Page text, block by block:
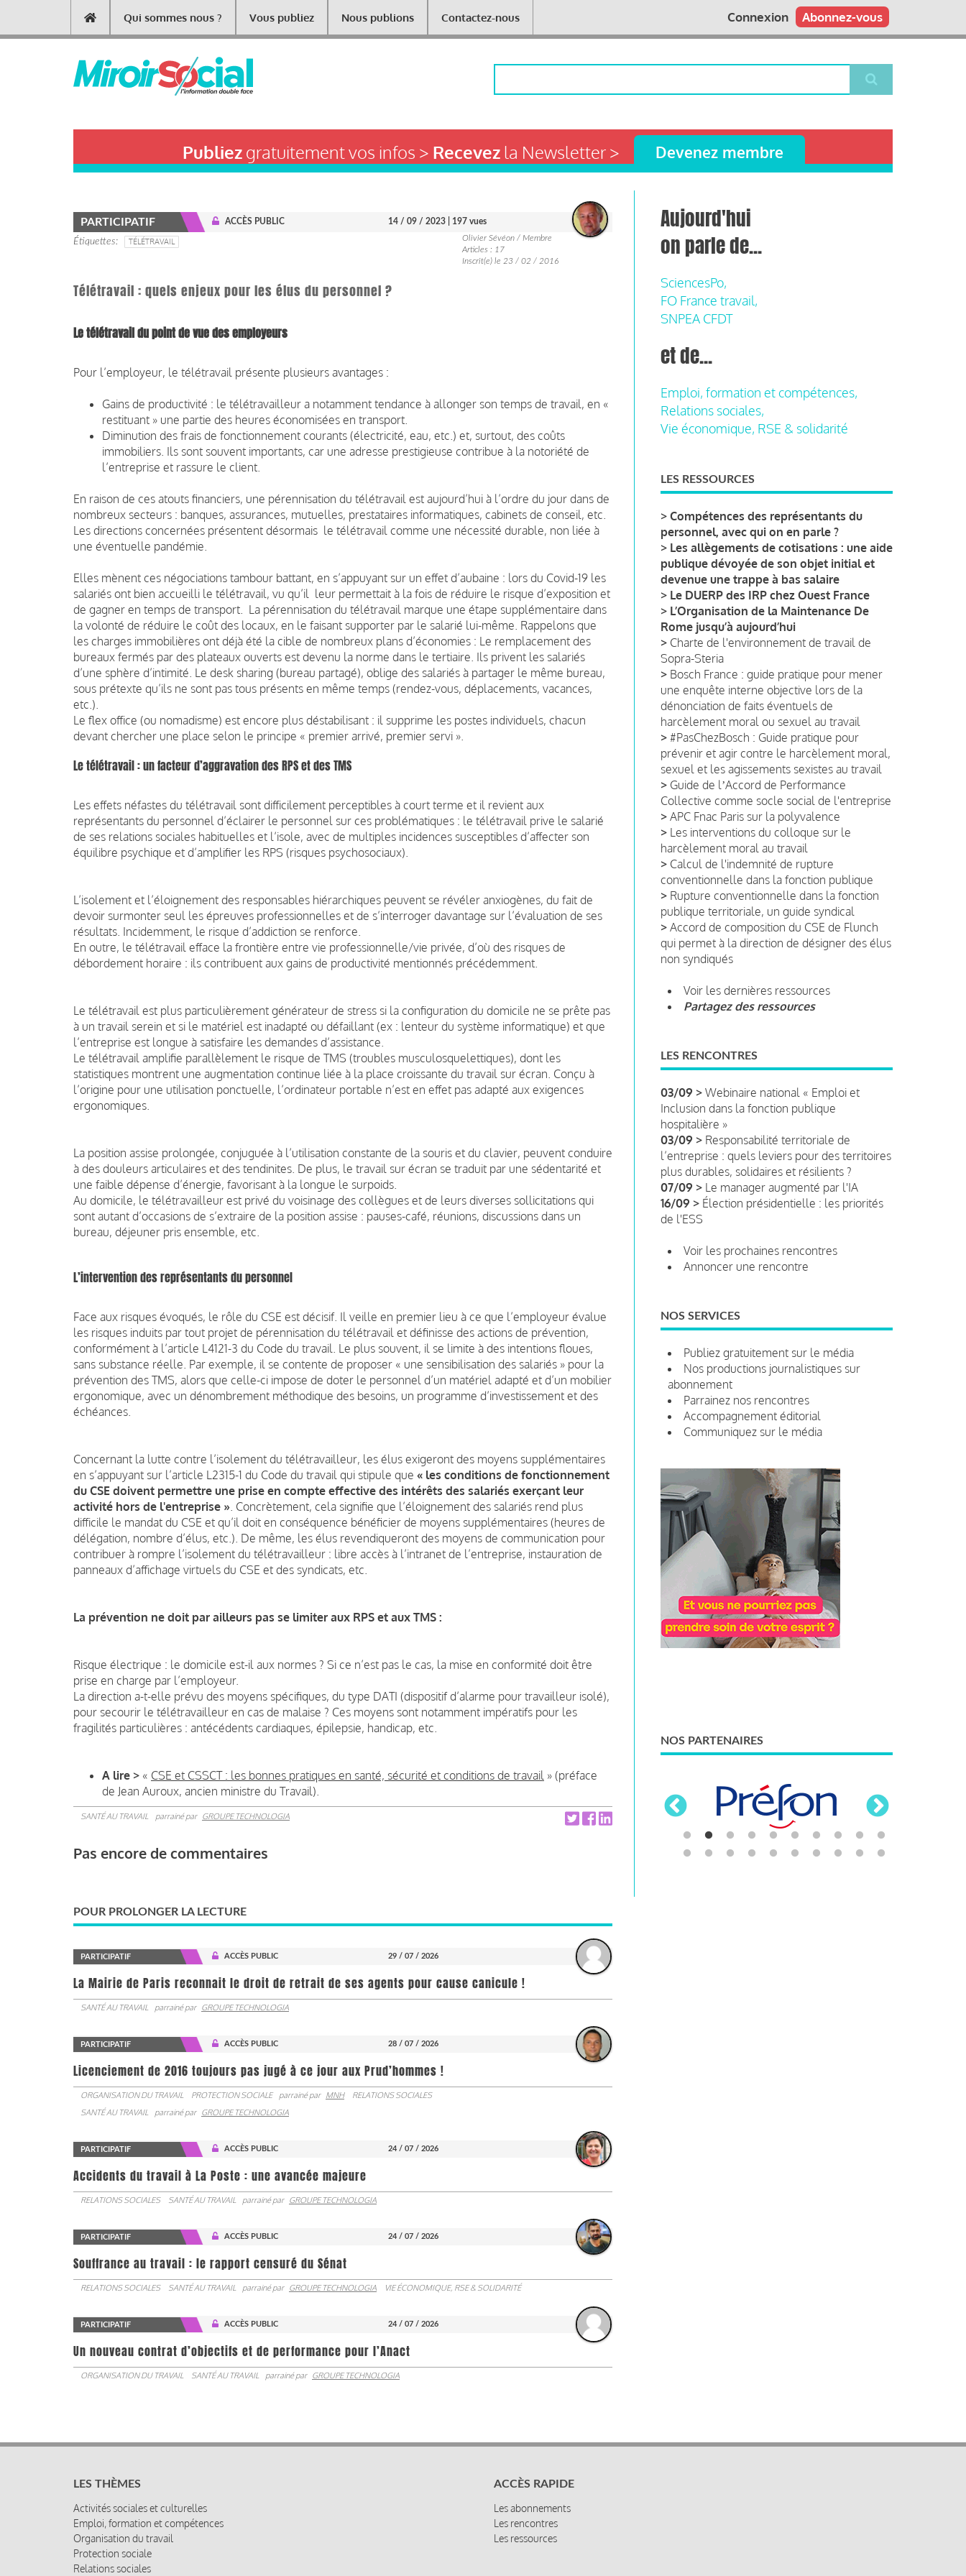
contenu
Main
navigation
Qui sommes nous ? Vous publiez Nous publions Contactez-nous Abonnez-vous
Connexion
Publiezgratuitement vos infos > Recevezla Newsletter > Devenez membre
PARTICIPATIF ACCÈS PUBLIC 14 / 09 / 2023 | 197 vues
Étiquettes TÉLÉTRAVAIL
Olivier Sévéon / Membre
Articles : 17
Inscrit(e) le 23 / 02 / 2016
Télétravail : quels enjeux pour les élus du personnel ?
Le télétravail du point de vue des employeurs
Pour l’employeur, le télétravail présente plusieurs avantages :
Gains de productivité : le télétravailleur a notamment tendance à allonger son temps de travail, en «
restituant » une partie des heures économisées en transport.
Diminution des frais de fonctionnement courants (électricité, eau, etc.) et, surtout, des coûts
immobiliers. Ils sont souvent importants, car une adresse prestigieuse contribue à la notoriété de
l’entreprise et rassure le client.
En raison de ces atouts financiers, une pérennisation du télétravail est aujourd’hui à l’ordre du jour dans de
nombreux secteurs : banques, assurances, mutuelles, prestataires informatiques, cabinets de conseil, etc.
Les directions concernées présentent désormais le télétravail comme une nécessité durable, non liée à
une éventuelle pandémie.
Elles mènent ces négociations tambour battant, en s’appuyant sur un effet d’aubaine : lors du Covid-19 les
salariés ont bien accueilli le télétravail, vu qu’il leur permettait à la fois de réduire le risque d’exposition et
de gagner en temps de transport. La pérennisation du télétravail marque une étape supplémentaire dans
la volonté de réduire le coût des locaux, en le faisant supporter par le salarié lui-même. Rappelons que
les charges immobilières ont déjà été la cible de nombreux plans d’économies : Le remplacement des
bureaux fermés par des plateaux ouverts est devenu la norme dans le tertiaire. Ils privent les salariés
d’une sphère d’intimité. Le desk sharing (bureau partagé), oblige des salariés à partager le même bureau,
sous prétexte qu’ils ne sont pas tous présents en même temps (rendez-vous, déplacements, vacances,
etc.).
Le flex office (ou nomadisme) est encore plus déstabilisant : il supprime les postes individuels, chacun
devant chercher une place selon le principe « premier arrivé, premier servi ».
Le télétravail : un facteur d’aggravation des RPS et des TMS
Les effets néfastes du télétravail sont difficilement perceptibles à court terme et il revient aux
représentants du personnel d’éclairer le personnel sur ces problématiques : le télétravail prive le salarié
de ses relations sociales habituelles et l’isole, avec de multiples incidences susceptibles d’affecter son
équilibre psychique et d’amplifier les RPS (risques psychosociaux).
L’isolement et l’éloignement des responsables hiérarchiques peuvent se révéler anxiogènes, du fait de
devoir surmonter seul les épreuves professionnelles et de s’interroger davantage sur l’évaluation de ses
résultats. Incidemment, le risque d’addiction se renforce.
En outre, le télétravail efface la frontière entre vie professionnelle/vie privée, d’où des risques de
débordement horaire : ils contribuent aux gains de productivité mentionnés précédemment.
Le télétravail est plus particulièrement générateur de stress si la configuration du domicile ne se prête pas
à un travail serein et si le matériel est inadapté ou défaillant (ex : lenteur du système informatique) et que
l’entreprise est longue à satisfaire les demandes d’assistance.
Le télétravail amplifie parallèlement le risque de TMS (troubles musculosquelettiques), dont les
statistiques montrent une augmentation continue liée à la place croissante du travail sur écran. Conçu à
l’origine pour une utilisation ponctuelle, l’ordinateur portable n’est en effet pas adapté aux exigences
ergonomiques.
La position assise prolongée, conjuguée à l’utilisation constante de la souris et du clavier, peuvent conduire
à des douleurs articulaires et des tendinites. De plus, le travail sur écran se traduit par une sédentarité et
une faible dépense d’énergie, favorisant à la longue le surpoids.
Au domicile, le télétravailleur est privé du voisinage des collègues et de leurs diverses sollicitations qui
sont autant d’occasions de s’extraire de la position assise : pauses-café, réunions, discussions dans un
bureau, déjeuner pris ensemble, etc.
L’intervention des représentants du personnel
Face aux risques évoqués, le rôle du CSE est décisif. Il veille en premier lieu à ce que l’employeur évalue
les risques induits par tout projet de pérennisation du télétravail et définisse des actions de prévention,
conformément à l’article L4121-3 du Code du travail. Le plus souvent, il se limite à des intentions floues,
sans substance réelle. Par exemple, il se contente de proposer « une sensibilisation des salariés » pour la
prévention des TMS, alors que celle-ci impose de doter le personnel d’un matériel adapté et d’un mobilier
ergonomique, avec un dénombrement méthodique des besoins, un programme d’investissement et des
échéances.
Concernant la lutte contre l’isolement du télétravailleur, les élus exigeront des moyens supplémentaires
en s’appuyant sur l’article L2315-1 du Code du travail qui stipule que « les conditions de fonctionnement
du CSE doivent permettre une prise en compte effective des intérêts des salariés exerçant leur
activité hors de l'entreprise » . Concrètement, cela signifie que l’éloignement des salariés rend plus
difficile le mandat du CSE et qu’il doit en conséquence bénéficier de moyens supplémentaires (heures de
délégation, nombre d’élus, etc.). De même, les élus revendiqueront des moyens de communication pour
contribuer à rompre l’isolement du télétravailleur : libre accès à l’intranet de l’entreprise, instauration de
panneaux d’affichage virtuels du CSE et des syndicats, etc.
La prévention ne doit par ailleurs pas se limiter aux RPS et aux TMS :
Risque électrique : le domicile est-il aux normes ? Si ce n’est pas le cas, la mise en conformité doit être
prise en charge par l’employeur.
La direction a-t-elle prévu des moyens spécifiques, du type DATI (dispositif d’alarme pour travailleur isolé),
pour secourir le télétravailleur en cas de malaise ? Ces moyens sont notamment impératifs pour les
fragilités particulières : antécédents cardiaques, épilepsie, handicap, etc.
A lire > « CSE et CSSCT : les bonnes pratiques en santé, sécurité et conditions de travail » (préface
de Jean Auroux, ancien ministre du Travail).
SANTÉ AU TRAVAIL parrainé par GROUPE TECHNOLOGIA
Pas encore de commentaires
POUR PROLONGER LA LECTURE
PARTICIPATIF ACCÈS PUBLIC 29 / 07 / 2026
La Mairie de Paris reconnait le droit de retrait de ses agents pour cause canicule !
SANTÉ AU TRAVAIL parrainé par GROUPE TECHNOLOGIA
PARTICIPATIF ACCÈS PUBLIC 28 / 07 / 2026
Licenciement de 2016 toujours pas jugé à ce jour aux Prud’hommes !
ORGANISATION DU TRAVAIL PROTECTION SOCIALE parrainé par MNH
RELATIONS SOCIALES
SANTÉ AU TRAVAIL
parrainé par GROUPE TECHNOLOGIA
PARTICIPATIF ACCÈS PUBLIC 24 / 07 / 2026
Accidents du travail à La Poste : une avancée majeure
RELATIONS SOCIALES SANTÉ AU TRAVAIL parrainé par GROUPE TECHNOLOGIA
PARTICIPATIF ACCÈS PUBLIC 24 / 07 / 2026
Souffrance au travail : le rapport censuré du Sénat
RELATIONS SOCIALES SANTÉ AU TRAVAIL parrainé par GROUPE TECHNOLOGIA VIE ÉCONOMIQUE, RSE & SOLIDARITÉ
PARTICIPATIF ACCÈS PUBLIC 24 / 07 / 2026
Un nouveau contrat d’objectifs et de performance pour l’Anact
ORGANISATION DU TRAVAIL SANTÉ AU TRAVAIL parrainé par GROUPE TECHNOLOGIA
Aujourd'hui
on parle de...
SciencesPo,
FO France travail,
SNPEA CFDT
et de...
Emploi, formation et compétences,
Relations sociales,
Vie économique, RSE & solidarité
LES RESSOURCES
> Compétences des représentants du
personnel, avec qui on en parle ?
> Les allègements de cotisations : une aide
publique dévoyée de son objet initial et
devenue une trappe à bas salaire
> Le DUERP des IRP chez Ouest France
> L’Organisation de la Maintenance De
Rome jusqu’à aujourd’hui
> Charte de l'environnement de travail de
Sopra-Steria
> Bosch France : guide pratique pour mener
une enquête interne objective lors de la
dénonciation de faits éventuels de
harcèlement moral ou sexuel au travail
> #PasChezBosch : Guide pratique pour
prévenir et agir contre le harcèlement moral,
sexuel et les agissements sexistes au travail
> Guide de lʼAccord de Performance
Collective comme socle social de l'entreprise
> APC Fnac Paris sur la polyvalence
> Les interventions du colloque sur le
harcèlement moral au travail
> Calcul de l'indemnité de rupture
conventionnelle dans la fonction publique
> Rupture conventionnelle dans la fonction
publique territoriale, un guide syndical
> Accord de composition du CSE de Flunch
qui permet à la direction de désigner des élus
non syndiqués
Voir les dernières ressources
Partagez des ressources
LES RENCONTRES
03/09 > Webinaire national « Emploi et
Inclusion dans la fonction publique
hospitalière »
03/09 > Responsabilité territoriale de
l’entreprise : quels leviers pour des territoires
plus durables, solidaires et résilients ?
07/09 > Le manager augmenté par l'IA
16/09 > Élection présidentielle : les priorités
de l'ESS
Voir les prochaines rencontres
Annoncer une rencontre
NOS SERVICES
Publiez gratuitement sur le média
Nos productions journalistiques sur
abonnement
Parrainez nos rencontres
Accompagnement éditorial
Communiquez sur le média
NOS PARTENAIRES
LES THÈMES
Activités sociales et culturelles
Emploi, formation et compétences
Organisation du travail
Protection sociale
Relations sociales
ACCÈS RAPIDE
Les abonnements
Les rencontres
Les ressources